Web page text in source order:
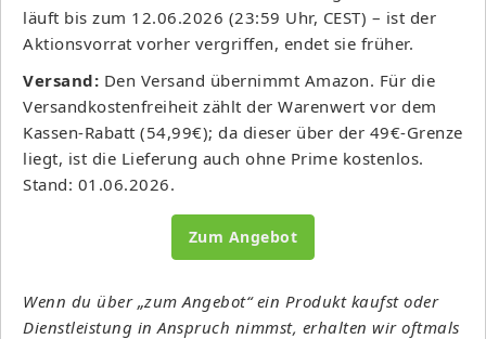
läuft bis zum 12.06.2026 (23:59 Uhr, CEST) – ist der
Aktionsvorrat vorher vergriffen, endet sie früher.
Versand: Den Versand übernimmt Amazon. Für die
Versandkostenfreiheit zählt der Warenwert vor dem
Kassen-Rabatt (54,99€); da dieser über der 49€-Grenze
liegt, ist die Lieferung auch ohne Prime kostenlos.
Stand: 01.06.2026.
Zum Angebot
Wenn du über „zum Angebot“ ein Produkt kaufst oder
Dienstleistung in Anspruch nimmst, erhalten wir oftmals